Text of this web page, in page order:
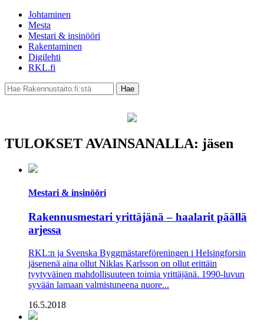
Johtaminen
Mesta
Mestari & insinööri
Rakentaminen
Digilehti
RKL.fi
TULOKSET AVAINSANALLA: jäsen
Mestari & insinööri
Rakennusmestari yrittäjänä – haalarit päällä
arjessa
RKL:n ja Svenska Byggmästareföreningen i Helsingforsin
jäsenenä aina ollut Niklas Karlsson on ollut erittäin
tyytyväinen mahdollisuuteen toimia yrittäjänä. 1990-luvun
syvään lamaan valmistuneena nuore...
16.5.2018